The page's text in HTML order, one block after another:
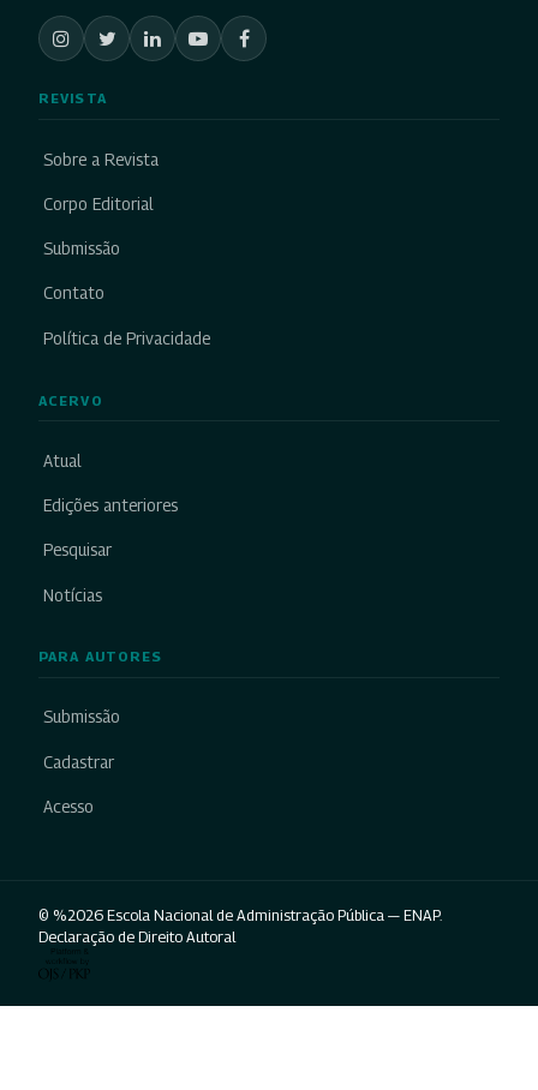
REVISTA
Sobre a Revista
Corpo Editorial
Submissão
Contato
Política de Privacidade
ACERVO
Atual
Edições anteriores
Pesquisar
Notícias
PARA AUTORES
Submissão
Cadastrar
Acesso
© %2026 Escola Nacional de Administração Pública — ENAP.
Declaração de Direito Autoral